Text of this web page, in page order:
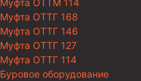
Муфта ОТТГ 168
Муфта ОТТГ 146
Муфта ОТТГ 127
Муфта ОТТГ 114
Буровое оборудование